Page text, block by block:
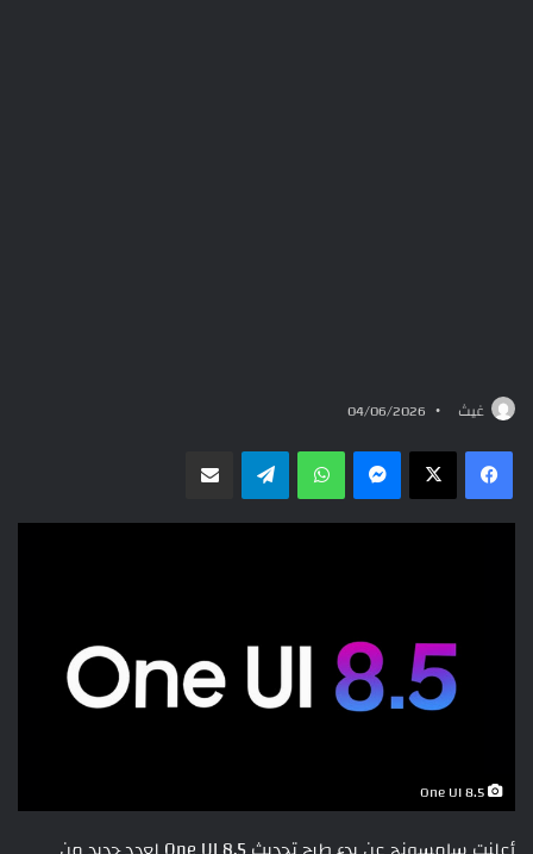
غيث 04/06/2026
ماسنجر واتسابتيلقرام